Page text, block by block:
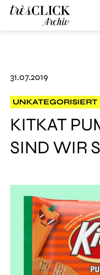
31.07.2019
UNKATEGORISIERT
KITKAT
SIND WIR